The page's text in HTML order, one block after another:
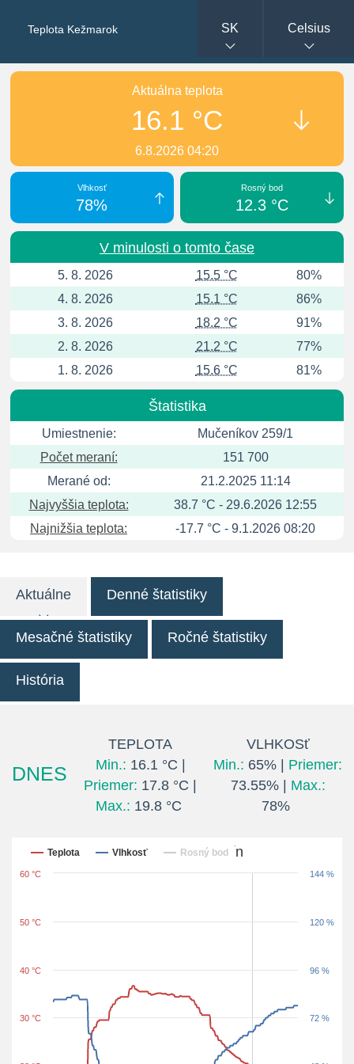
Teplota Kežmarok SK Celsius
Aktuálna teplota
16.1 °C
6.8.2026 04:20
Vlhkosť
78%
Rosný bod
12.3 °C
V minulosti o tomto čase
5. 8. 2026 15.5 °C
80%
4. 8. 2026
15.1 °C
86%
3. 8. 2026
18.2 °C
91%
2. 8. 2026
21.2 °C
77%
1. 8. 2026
15.6 °C 81%
Štatistika
Umiestnenie:
Mučeníkov 259/1
Počet meraní:
151 700
Merané od:
21.2.2025 11:14
Najvyššia teplota:
38.7 °C - 29.6.2026 12:55
Najnižšia teplota:
-17.7 °C - 9.1.2026 08:20
Aktuálne Denné štatistiky
Mesačné štatistiky Ročné štatistiky
História
DNES
TEPLOTA
Min.: 16.1 °C |
Priemer: 17.8 °C |
Max.: 19.8 °C
VLHKOSť
Min.: 65% | Priemer:
73.55% | Max.:
78%
Posledných 24 hodín
Teplota Vlhkosť Rosný bod
30 °C
40 °C
50 °C
60 °C
72 %
96 %
120 %
144 %